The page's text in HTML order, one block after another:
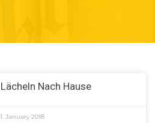
Nach Hause
January 2018